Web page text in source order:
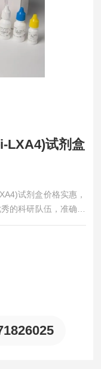
LXA4)试剂盒
试剂盒价格实惠，
的科研队伍，准确的
买我司的试剂盒产品